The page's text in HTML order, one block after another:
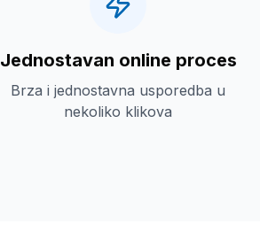
Jednostavan online proces
Brza i jednostavna usporedba u
nekoliko klikova